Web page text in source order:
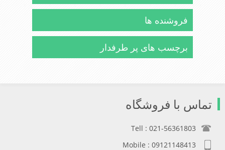
فروشنده ها
برچسب های پر طرفدار
تماس با فروشگاه
Tell : 021-56361803
Mobile : 09121148413